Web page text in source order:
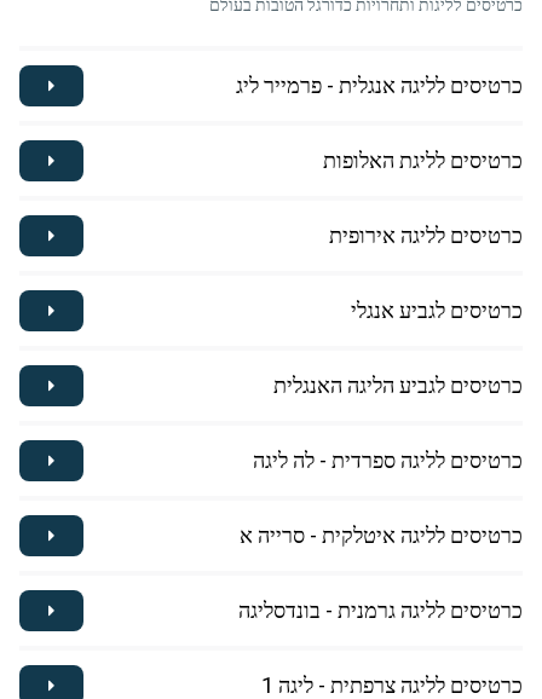
כרטיסים לליגות ותחרויות כדורגל הטובות בעולם
כרטיסים לליגה אנגלית - פרמייר ליג
כרטיסים לליגת האלופות
כרטיסים לליגה אירופית
כרטיסים לגביע אנגלי
כרטיסים לגביע הליגה האנגלית
כרטיסים לליגה ספרדית - לה ליגה
כרטיסים לליגה איטלקית - סרייה א
כרטיסים לליגה גרמנית - בונדסליגה
כרטיסים לליגה צרפתית - ליגה 1